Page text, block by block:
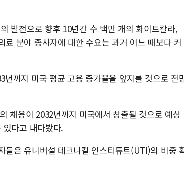
발전으로 향후 10년간 수 백만 개의 화이트칼라,
분야 종사자에 대한 수요는 과거 어느 때보다 커
까지 미국 평균 고용 증가율을 앞지를 것으로 전
채용이 2032년까지 미국에서 창출될 것으로 예상
다고 내다봤다.
들은 유니버설 테크니컬 인스티튜트(UTI)의 비중